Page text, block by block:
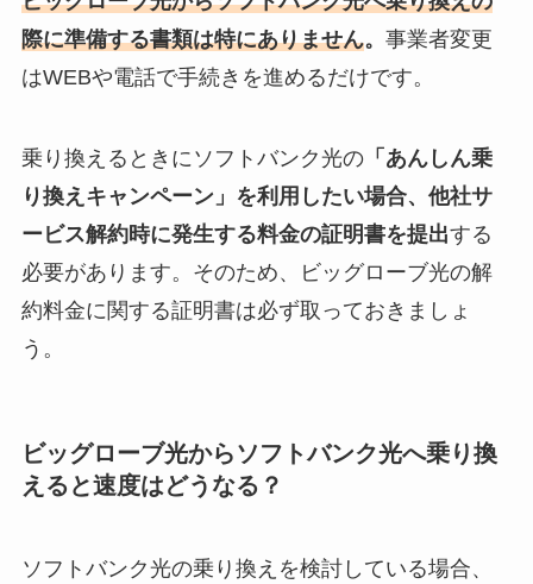
際に準備する書類は特にありません。 事業者変更
はWEBや電話で手続きを進めるだけです。
乗り換えるときにソフトバンク光の「あんしん乗
り換えキャンペーン」を利用したい場合、他社サ
ービス解約時に発生する料金の証明書を提出する
必要があります。そのため、ビッグローブ光の解
約料金に関する証明書は必ず取っておきましょ
う。
ビッグローブ光からソフトバンク光へ乗り換
えると速度はどうなる？
ソフトバンク光の乗り換えを検討している場合、